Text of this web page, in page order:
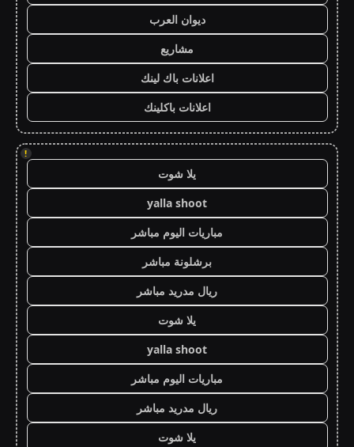
ديوان العرب
مشاريع
اعلانات باك لينك
اعلانات باكلينك
!
يلا شوت
yalla shoot
مباريات اليوم مباشر
برشلونة مباشر
ريال مدريد مباشر
يلا شوت
yalla shoot
مباريات اليوم مباشر
ريال مدريد مباشر
يلا شوت